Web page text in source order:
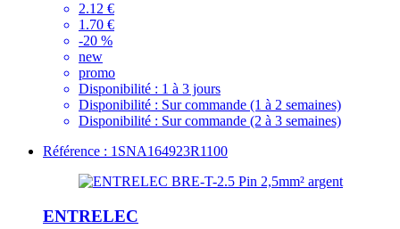
2.12 €
1.70 €
-20 %
new
promo
Disponibilité : 1 à 3 jours
Disponibilité : Sur commande (1 à 2 semaines)
Disponibilité : Sur commande (2 à 3 semaines)
Référence : 1SNA164923R1100
ENTRELEC